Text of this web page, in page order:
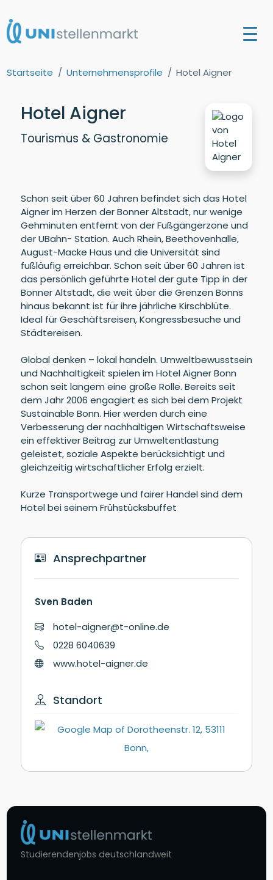
Startseite Unternehmensprofile Hotel Aigner
Hotel Aigner
Tourismus & Gastronomie
Schon seit über 60 Jahren befindet sich das Hotel
Aigner im Herzen der Bonner Altstadt, nur wenige
Gehminuten entfernt von der Fußgängerzone und
der UBahn- Station. Auch Rhein, Beethovenhalle,
August-Macke Haus und die Universität sind
fußläufig erreichbar. Schon seit über 60 Jahren ist
das persönlich geführte Hotel der gute Tipp in der
Bonner Altstadt, die weit über die Grenzen Bonns
hinaus bekannt ist für ihre jährliche Kirschblüte.
Ideal für Geschäftsreisen, Kongressbesuche und
Städtereisen.
Global denken – lokal handeln. Umweltbewusstsein
und Nachhaltigkeit spielen im Hotel Aigner Bonn
schon seit langem eine große Rolle. Bereits seit
dem Jahr 2006 engagiert es sich bei dem Projekt
Sustainable Bonn. Hier werden durch eine
Verbesserung der nachhaltigen Wirtschaftsweise
ein effektiver Beitrag zur Umweltentlastung
geleistet, soziale Aspekte berücksichtigt und
gleichzeitig wirtschaftlicher Erfolg erzielt.
Kurze Transportwege und fairer Handel sind dem
Hotel bei seinem Frühstücksbuffet
Ansprechpartner
Sven Baden
hotel-aigner@t-online.de
0228 6040639
www.hotel-aigner.de
Standort
Studierendenjobs deutschlandweit